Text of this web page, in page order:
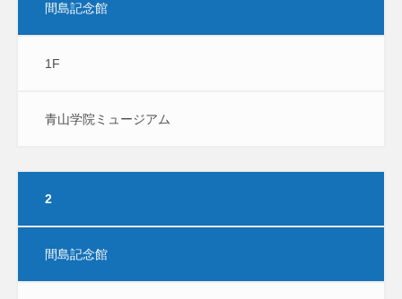
間島記念館
1F
青山学院ミュージアム
2
間島記念館